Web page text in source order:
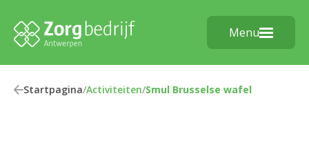
Menu
Startpagina/Activiteiten/Smul Brusselse wafel